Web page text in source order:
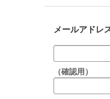
メールアドレ
（確認用）